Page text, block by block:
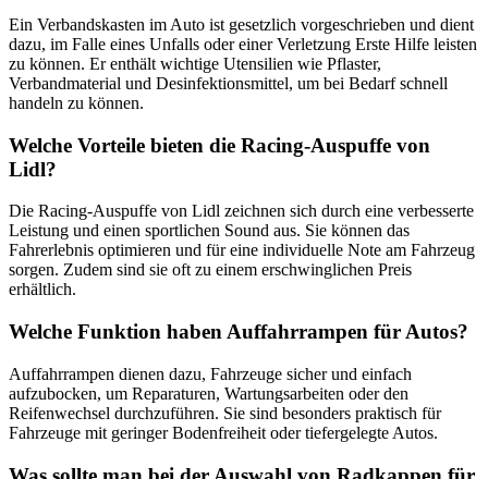
Ein Verbandskasten im Auto ist gesetzlich vorgeschrieben und dient
dazu, im Falle eines Unfalls oder einer Verletzung Erste Hilfe leisten
zu können. Er enthält wichtige Utensilien wie Pflaster,
Verbandmaterial und Desinfektionsmittel, um bei Bedarf schnell
handeln zu können.
Welche Vorteile bieten die Racing-Auspuffe von
Lidl?
Die Racing-Auspuffe von Lidl zeichnen sich durch eine verbesserte
Leistung und einen sportlichen Sound aus. Sie können das
Fahrerlebnis optimieren und für eine individuelle Note am Fahrzeug
sorgen. Zudem sind sie oft zu einem erschwinglichen Preis
erhältlich.
Welche Funktion haben Auffahrrampen für Autos?
Auffahrrampen dienen dazu, Fahrzeuge sicher und einfach
aufzubocken, um Reparaturen, Wartungsarbeiten oder den
Reifenwechsel durchzuführen. Sie sind besonders praktisch für
Fahrzeuge mit geringer Bodenfreiheit oder tiefergelegte Autos.